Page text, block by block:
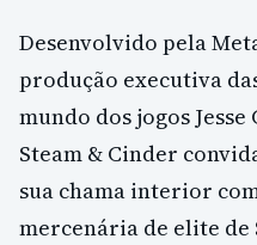
Desenvolvido pela
produção executiva
mundo dos jogos
Steam & Cinder
sua chama interior
mercenária de elite de